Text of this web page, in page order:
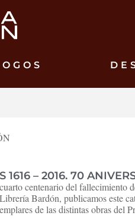
1616 – 2016. 70
centenario del fallecimiento
Bardón, publicamos este
de las distintas obras del